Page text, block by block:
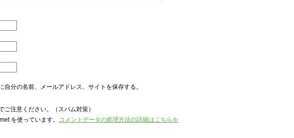
分の名前、メールアドレス、サイトを保存する。
注意ください。（スパム対策）
を使っています。 コメントデータの処理方法の詳細はこちらを